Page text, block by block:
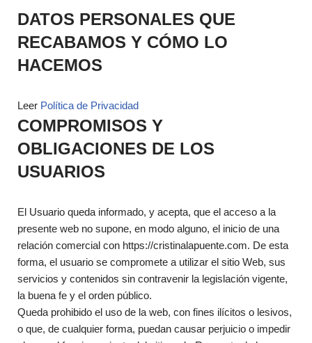
DATOS PERSONALES QUE
RECABAMOS Y CÓMO LO
HACEMOS
Leer Política de Privacidad
COMPROMISOS Y
OBLIGACIONES DE LOS
USUARIOS
El Usuario queda informado, y acepta, que el acceso a la
presente web no supone, en modo alguno, el inicio de una
relación comercial con https://cristinalapuente.com. De esta
forma, el usuario se compromete a utilizar el sitio Web, sus
servicios y contenidos sin contravenir la legislación vigente,
la buena fe y el orden público.
Queda prohibido el uso de la web, con fines ilícitos o lesivos,
o que, de cualquier forma, puedan causar perjuicio o impedir